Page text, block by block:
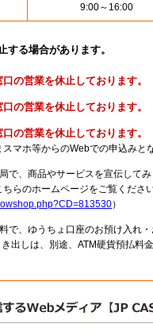
9:00～16:00
る場合があります。
の営業を休止しております。
の営業を休止しております。
の営業を休止しております。
マホ等からのWebでの申込みと
で、商品やサービスを宣伝して
らのホームページをご覧くださ
）
で、ゆうちょ口座のお預け入れ
出しは、別途、ATM硬貨預払料